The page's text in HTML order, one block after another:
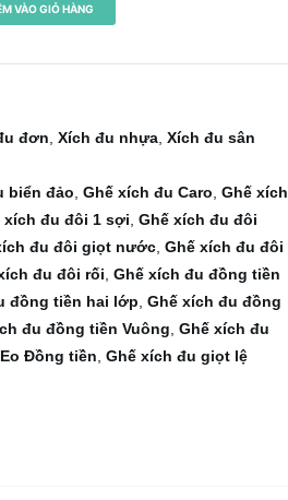
VÀO GIỎ HÀNG
đơn Xích đu nhựa, Xích đu sân
biển đảo Ghế xích đu Caro Ghế xích
xích đu đôi 1 sợi Ghế xích đu đôi
đu đôi giọt nước, Ghế xích đu đôi
đu đôi rối Ghế xích đu đồng tiền
đồng tiền hai lớp Ghế xích đu đồng
đu đồng tiền Vuông Ghế xích đu
Đồng tiền Ghế xích đu giọt lệ